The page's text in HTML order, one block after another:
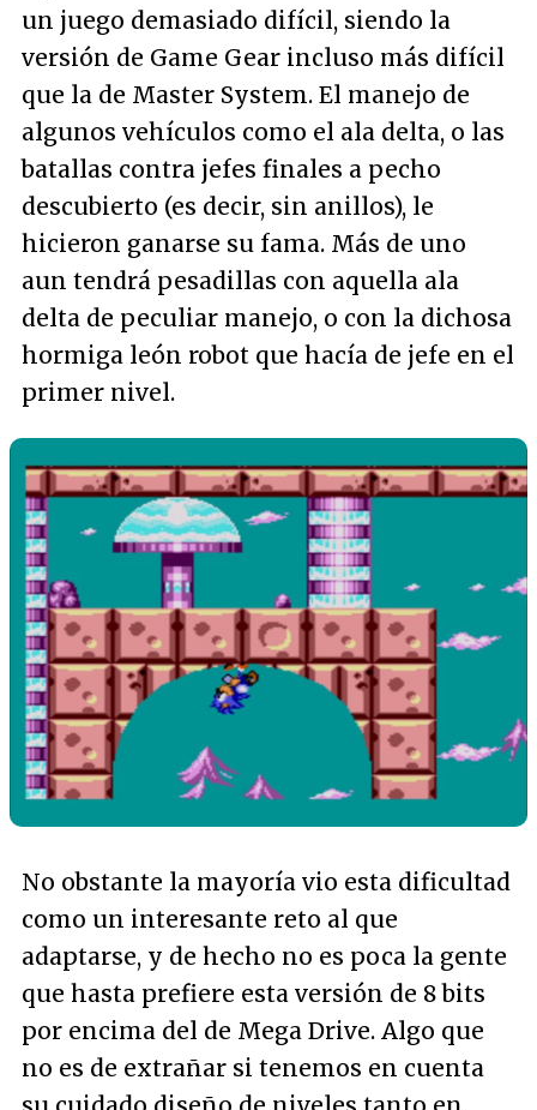
un juego demasiado difícil, siendo la
versión de Game Gear incluso más difícil
que la de Master System. El manejo de
algunos vehículos como el ala delta, o las
batallas contra jefes finales a pecho
descubierto (es decir, sin anillos), le
hicieron ganarse su fama. Más de uno
aun tendrá pesadillas con aquella ala
delta de peculiar manejo, o con la dichosa
hormiga león robot que hacía de jefe en el
primer nivel.
No obstante la mayoría vio esta dificultad
como un interesante reto al que
adaptarse, y de hecho no es poca la gente
que hasta prefiere esta versión de 8 bits
por encima del de Mega Drive. Algo que
no es de extrañar si tenemos en cuenta